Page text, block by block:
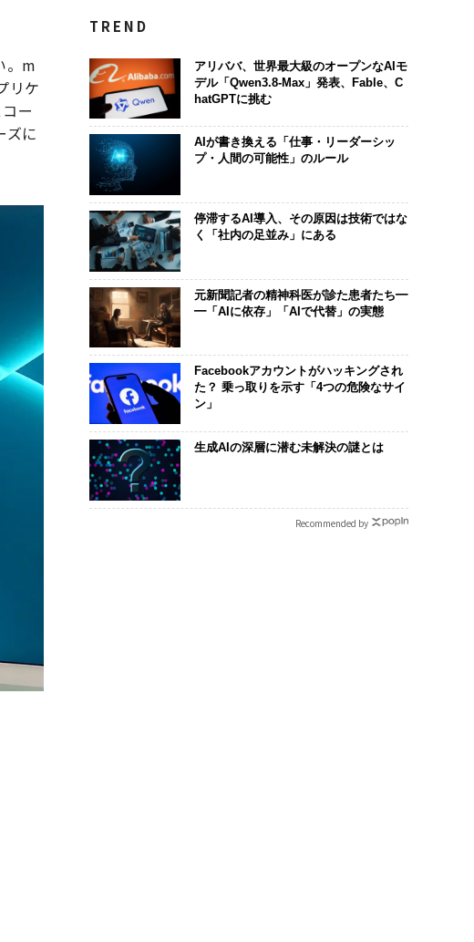
。m
リケ
ー
ズに
TREND
アリババ、世界最大級のオープンなAIモ
デル「Qwen3.8-Max」発表、Fable、C
hatGPTに挑む
AIが書き換える「仕事・リーダーシッ
プ・人間の可能性」のルール
停滞するAI導入、その原因は技術ではな
く「社内の足並み」にある
元新聞記者の精神科医が診た患者たち━
━「AIに依存」「AIで代替」の実態
Facebookアカウントがハッキングされ
た？ 乗っ取りを示す「4つの危険なサイ
ン」
生成AIの深層に潜む未解決の謎とは
Recommended by